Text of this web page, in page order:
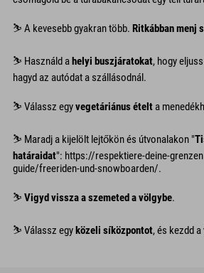
⛷︎ A kevesebb gyakran több. Ritkábban menj
⛷︎ Használd ahelyi buszjáratokat, hogy
hagyd az autódat a szállásodnál.
⛷︎ Válassz egyvegetáriánus ételt a
⛷︎ Maradj a kijelölt lejtőkön és útvonalakon "
határaidat": https://respektiere-deine-
guide/freeriden-und-snowboarden/.
⛷︎Vigyd vissza a szemeted a völgybe.
⛷︎ Válassz egyközeli síközpontot, és kezdd a